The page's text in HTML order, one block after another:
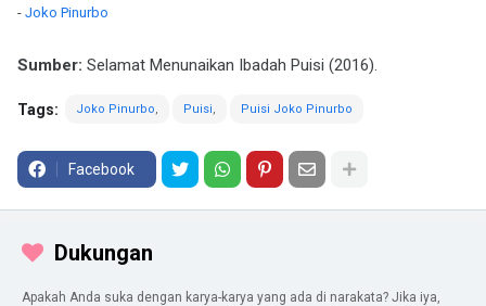
- Joko Pinurbo
Sumber: Selamat Menunaikan Ibadah Puisi (2016).
Tags: Joko Pinurbo Puisi Puisi Joko Pinurbo
Facebook
Dukungan
Apakah Anda suka dengan karya-karya yang ada di narakata? Jika iya,